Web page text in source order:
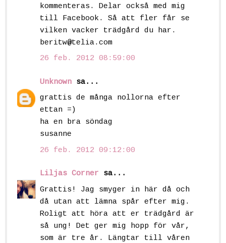
kommenteras. Delar också med mig
till Facebook. Så att fler får se
vilken vacker trädgård du har.
beritw@telia.com
26 feb. 2012 08:59:00
Unknown sa...
grattis de många nollorna efter
ettan =)
ha en bra söndag
susanne
26 feb. 2012 09:12:00
Liljas Corner sa...
Grattis! Jag smyger in här då och
då utan att lämna spår efter mig.
Roligt att höra att er trädgård är
så ung! Det ger mig hopp för vår,
som är tre år. Längtar till våren